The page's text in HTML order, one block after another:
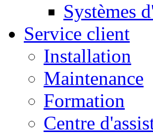
Systèmes
Service client
Installation
Maintenance
Formation
Centre